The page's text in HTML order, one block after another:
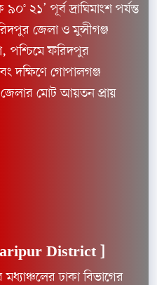
২১’ পূর্ব দ্রাঘিমাংশ পর্যন্ত
জেলা ও মুন্সীগঞ্জ
পশ্চিমে ফরিদপুর
দক্ষিণে গোপালগঞ্জ
মোট আয়তন প্রায়
District ]
ঢাকা বিভাগের